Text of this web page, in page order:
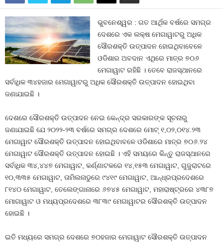
ଭୁବନେଶ୍ୱର : ଗତ ଆର୍ଥିକ ବର୍ଷରେ ସମଗ୍ର
ଦେଶରେ ଏକ ଲକ୍ଷ ମେଗାୱାଟରୁ ଅଧିକ
ସୌରଶକ୍ତି ଉତ୍ପାଦନ ହୋଇଥିବାବେଳେ
ଓଡିଶାର ଅବଦାନ ଏଥିରେ ମାତ୍ର ୭୦୬
ମେଗାୱାଟ ରହିଛି । ତେବେ ରାଜସ୍ଥାନରେ
ସର୍ବାଧିକ ୩୪ହଜାର ମେଗାୱାଟରୁ ଅଧିକ ସୌରଶକ୍ତି ଉତ୍ପାଦନ ହୋଇଥିବା
ଜଣାଯାଇଛି ।
ଦେଶରେ ସୌରଶକ୍ତି ଉତ୍ପାଦନ ନେଇ କେନ୍ଦ୍ର ସରକାରଙ୍କ ସୂଚନାରୁ
ଜଣାଯାଇଛି ଯେ ୨୦୨୨-୨୩ ବର୍ଷରେ ସମଗ୍ର ଦେଶରେ ମୋଟ୍‍ ୧,୦୨,୦୧୪.୨୩
ମେଗାୱାଟ ସୌରଶକ୍ତି ଉତ୍ପାଦନ ହୋଇଥିବାବଳେ ଓଡିଶାରେ ମାତ୍ର ୭୦୬.୨୪
ମେଗାୱାଟ ସୌରଶକ୍ତି ଉତ୍ପାଦନ ହୋଇଛି । ଏହି ସମୟରେ କିନ୍ତୁ ରାଜସ୍ଥାନରେ
ସର୍ବାଧିକ ୩୪,୪୪୭ ମେଗାୱାଟ, କର୍ଣ୍ଣାଟକରେ ୧୪,୧୫୩ ମେଗାୱାଟ, ଗୁଜୁରାଟରେ
୧୦,୩୩୫ ମେଗାୱାଟ, ତାମିଲନାଡୁରେ ୯୪୧୯ ମେଗାୱାଟ, ଆନ୍ଧ୍ରପ୍ରଦେଶରେ
୮୧୪୦ ମେଗାୱାଟ, ତେଲେଙ୍ଗାନାରେ ୬୭୪୫ ମେଗାୱାଟ, ମହାରାଷ୍ଟ୍ରରେ ୪୩୮୭
ମୋଗାୱାଟ ଓ ମଧ୍ୟପ୍ରଦେଶରେ ୩୮୩୯ ମେଗାୱାଟର ସୌରଶକ୍ତି ଉତ୍ପାଦନ
ହୋଇଛି ।
ଇତି ମଧ୍ୟରେ ସମଗ୍ର ଦେଶରେ ୭୦ହଜାର ମେଗାୱାଟ ସୌରଶକ୍ତି ଉତ୍ପାଦନ